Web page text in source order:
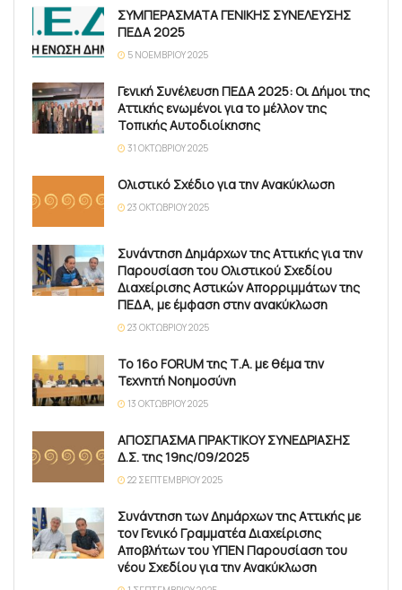
ΣΥΜΠΕΡΑΣΜΑΤΑ ΓΕΝΙΚΗΣ ΣΥΝΕΛΕΥΣΗΣ
ΠΕΔΑ 2025
5 ΝΟΕΜΒΡΊΟΥ 2025
Γενική Συνέλευση ΠΕΔΑ 2025: Οι Δήμοι της
Αττικής ενωμένοι για το μέλλον της
Τοπικής Αυτοδιοίκησης
31 ΟΚΤΩΒΡΊΟΥ 2025
Ολιστικό Σχέδιο για την Ανακύκλωση
23 ΟΚΤΩΒΡΊΟΥ 2025
Συνάντηση Δημάρχων της Αττικής για την
Παρουσίαση του Ολιστικού Σχεδίου
Διαχείρισης Αστικών Απορριμμάτων της
ΠΕΔΑ, με έμφαση στην ανακύκλωση
23 ΟΚΤΩΒΡΊΟΥ 2025
Το 16ο FORUM της Τ.Α. με θέμα την
Τεχνητή Νοημοσύνη
13 ΟΚΤΩΒΡΊΟΥ 2025
ΑΠΟΣΠΑΣΜΑ ΠΡΑΚΤΙΚΟΥ ΣΥΝΕΔΡΙΑΣΗΣ
Δ.Σ. της 19ης/09/2025
22 ΣΕΠΤΕΜΒΡΊΟΥ 2025
Συνάντηση των Δημάρχων της Αττικής με
τον Γενικό Γραμματέα Διαχείρισης
Αποβλήτων του ΥΠΕΝ Παρουσίαση του
νέου Σχεδίου για την Ανακύκλωση